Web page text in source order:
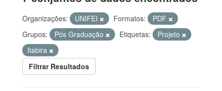
Organizações: UNIFEI Formatos:
PDF
Grupos:
Pós Graduação Etiquetas:
Projeto
Itabira
Filtrar Resultados